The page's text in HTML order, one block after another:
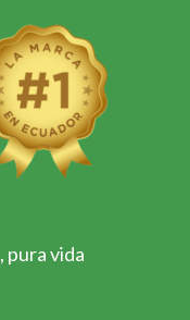
pura vida